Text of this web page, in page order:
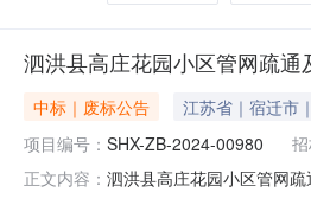
泗洪县高庄花园小区管网疏
中标｜废标公告 江苏省｜宿迁市
项目编号： SHX-ZB-2024-00980
正文内容： 泗洪县高庄花园小区管网